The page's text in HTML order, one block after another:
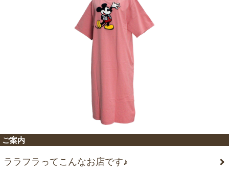
ご案内
ララフラってこんなお店です♪